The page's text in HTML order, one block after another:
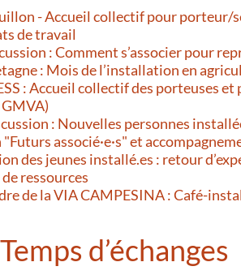
- Accueil collectif pour porteur/
de travail
: Comment s’associer pour
: Mois de l’installation en
: Accueil collectif des porteuses
: Nouvelles personnes
associé·e·s" et
des jeunes installé.es : retour
ressources
de la VIA CAMPESINA : Café-
d’échanges